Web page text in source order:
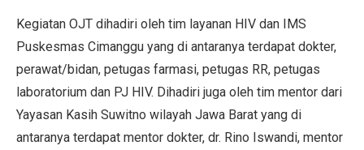
Kegiatan OJT dihadiri oleh tim layanan HIV dan IMS
Puskesmas Cimanggu yang di antaranya terdapat dokter,
perawat/bidan, petugas farmasi, petugas RR, petugas
laboratorium dan PJ HIV. Dihadiri juga oleh tim mentor dari
Yayasan Kasih Suwitno wilayah Jawa Barat yang di
antaranya terdapat mentor dokter, dr. Rino Iswandi, mentor